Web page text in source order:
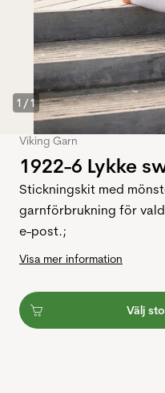
1 /1
Viking Garn
1922-6 Lykke
Stickningskit med
garnförbrukning för
e-post.;
Visa mer information
Välj